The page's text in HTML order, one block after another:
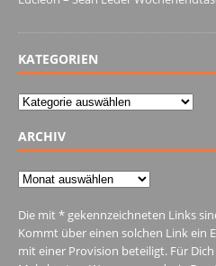
KATEGORIEN
Kategorien
ARCHIV
Archiv
Die mit * gekennzeichneten Links
Kommt über einen solchen Link ein
mit einer Provision beteiligt. Für